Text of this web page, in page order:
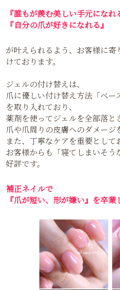
『誰もが羨む美しい手元になれ
『自分の爪が好きになれる』
が叶えられるよう、お客様に
けております。
ジェルの付け替えは、
爪に優しい付け替え方法「ベー
を取り入れており、
薬剤を使ってジェルを全部落と
爪や爪周りの皮膚へのダメージ
また、丁寧なケアを重要として
お客様からも「寝てしまいそう
好評です。
補正ネイルで
『爪が短い、形が嫌い』を卒業